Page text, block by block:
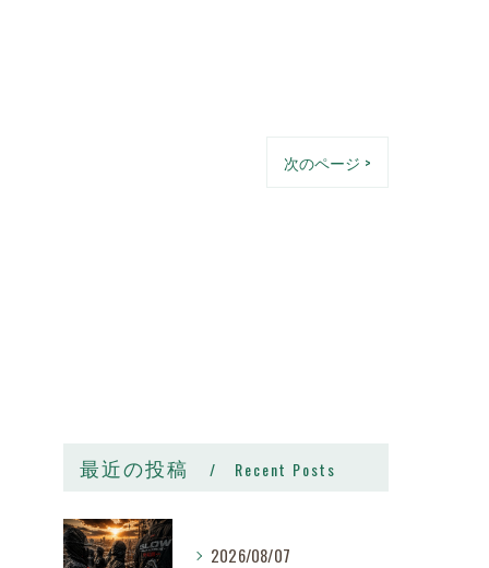
次のページ >
最近の投稿 Recent Posts
2026/08/07